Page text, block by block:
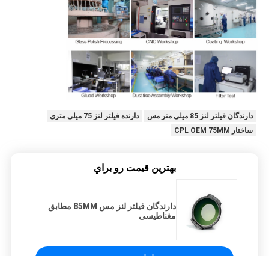
دارندگان فیلتر لنز 85 میلی متر مس
دارنده فیلتر لنز 75 میلی متری
ساختار CPL OEM 75MM
بهترين قيمت رو براي
دارندگان فیلتر لنز مس 85MM مطابق
مغناطیسی